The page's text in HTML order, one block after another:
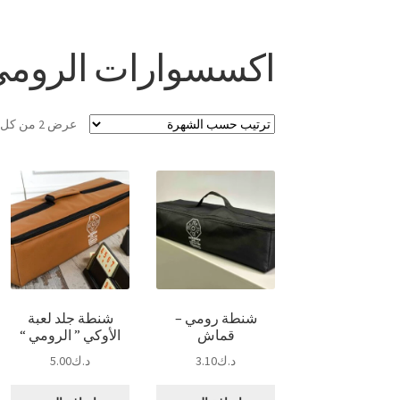
اكسسوارات
عرض ⁦2⁩ من كل النتائج
شنطة رومي –
قماش
د.ك3.10
شنطة جلد لعبة
الأوكي ” الرومي “
د.ك5.00